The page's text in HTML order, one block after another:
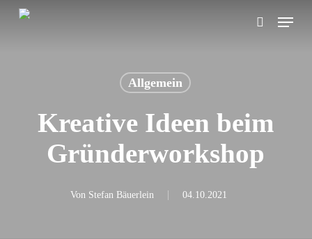
Skip
search
Menu
Allgemein
Kreative Ideen beim
Gründerworkshop
Von Stefan Bäuerlein 04.10.2021